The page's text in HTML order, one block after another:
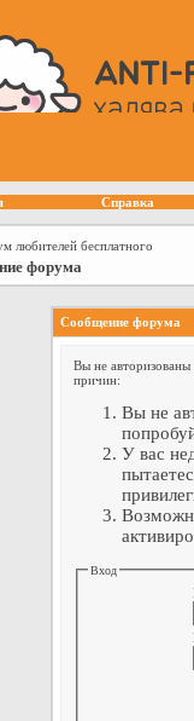
Справка
любителей бесплатного
форума
Сообщение форума
Вы не
причин:
Вы не
У вас
Вход